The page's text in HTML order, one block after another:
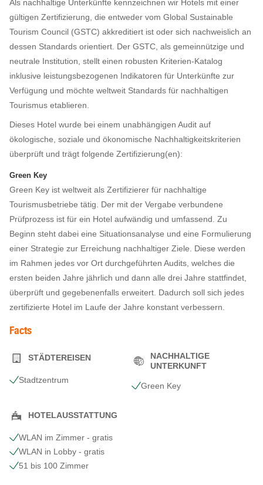
Als nachhaltige Unterkünfte kennzeichnen wir Hotels mit einer
gültigen Zertifizierung, die entweder vom Global Sustainable
Tourism Council (GSTC) akkreditiert ist oder sich nachweislich an
dessen Standards orientiert. Der GSTC, als gemeinnützige und
neutrale Institution, stellt einen robusten Kriterien-Katalog
inklusive leistungsbezogenen Indikatoren für Unterkünfte zur
Verfügung und möchte weltweit Standards für nachhaltigen
Tourismus etablieren.
Dieses Hotel wurde bei einem unabhängigen Audit auf
ökologische, soziale und ökonomische Nachhaltigkeitskriterien
überprüft und trägt folgende Zertifizierung(en):
Green Key
Green Key ist weltweit als Zertifizierer für nachhaltige
Tourismusbetriebe tätig. Der mit der Vergabe verbundene
Prüfprozess ist für ein Hotel aufwändig und umfassend. Zu
Beginn steht dabei eine Situationsanalyse und eine Formulierung
einer Strategie zur Erreichung nachhaltiger Ziele. Diese werden
im Rahmen jedes vor Ort durchgeführten Audits, welches die
ersten beiden Jahre jährlich und dann alle drei Jahre stattfindet,
überprüft und gegebenenfalls erweitert. Dadurch soll sich jedes
zertifizierte Hotel im Laufe der Jahre konstant verbessern.
Facts
STÄDTEREISEN
Stadtzentrum
NACHHALTIGE
UNTERKUNFT
Green Key
HOTELAUSSTATTUNG
WLAN im Zimmer - gratis
WLAN in Lobby - gratis
51 bis 100 Zimmer